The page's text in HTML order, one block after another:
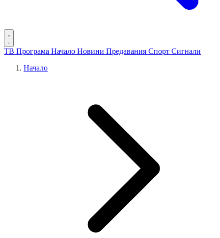
ТВ Програма Начало Новини Предавания Спорт Сигнали
Начало